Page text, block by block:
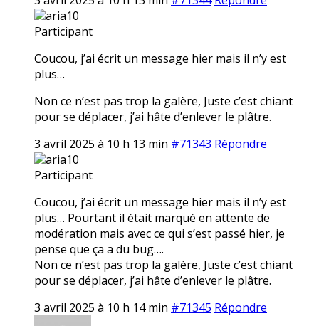
aria10
Participant
Coucou, j’ai écrit un message hier mais il n’y est
plus…
Non ce n’est pas trop la galère, Juste c’est chiant
pour se déplacer, j’ai hâte d’enlever le plâtre.
3 avril 2025 à 10 h 13 min #71343 Répondre
aria10
Participant
Coucou, j’ai écrit un message hier mais il n’y est
plus… Pourtant il était marqué en attente de
modération mais avec ce qui s’est passé hier, je
pense que ça a du bug….
Non ce n’est pas trop la galère, Juste c’est chiant
pour se déplacer, j’ai hâte d’enlever le plâtre.
3 avril 2025 à 10 h 14 min #71345 Répondre